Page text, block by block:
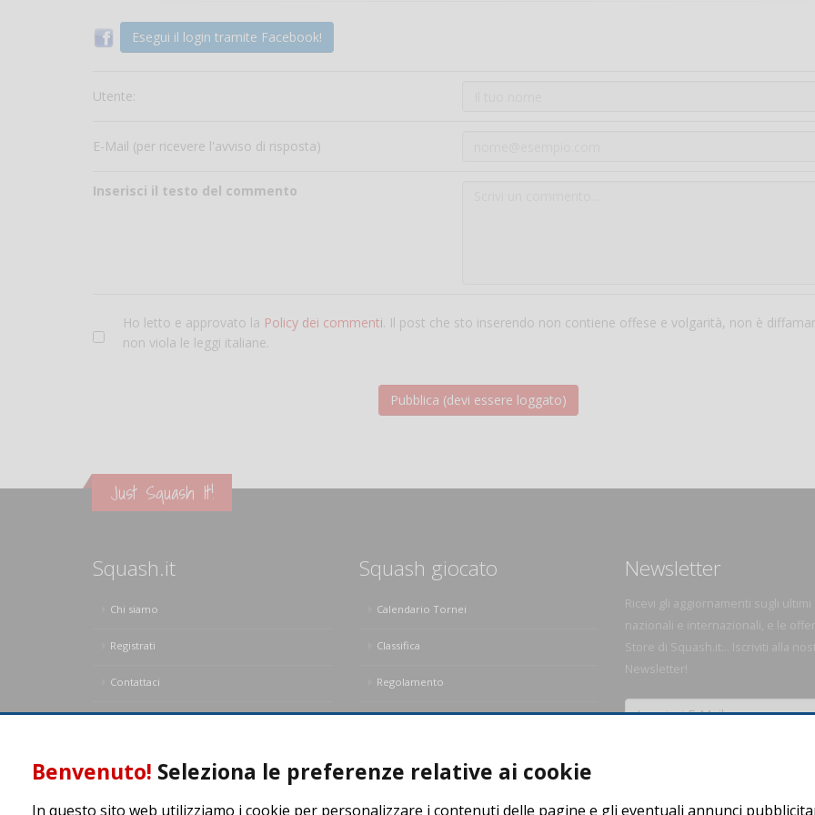
Esegui il login tramite Facebook!
Utente:
E-Mail (per ricevere l'avviso di risposta)
Inserisci il testo del commento
Ho letto e approvato la Policy dei commenti. Il post che sto inserendo non contiene offese e volgarità, non è
non viola le leggi italiane.
Just Squash It!
Squash.it
Chi siamo
Registrati
Contattaci
Privacy Policy
Squash giocato
Calendario Tornei
Classifica
Regolamento
Regole dello Squash
Newsletter
Ricevi gli aggiornamenti sugli ultimi
nazionali e internazionali, e le
Store di Squash.it... Iscriviti alla
Newsletter!
Benvenuto! Seleziona le preferenze relative ai cookie
In questo sito web utilizziamo i cookie per personalizzare i contenuti delle pagine e gli eventuali annunci